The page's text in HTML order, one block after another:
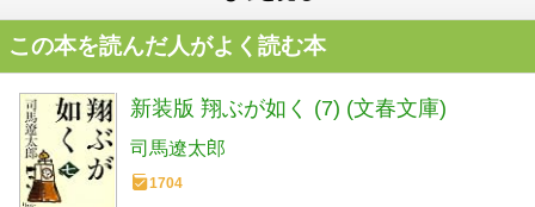
この本を読んだ人がよく読む本
新装版 翔ぶが如く (7) (文春文庫)
司馬遼太郎
1704